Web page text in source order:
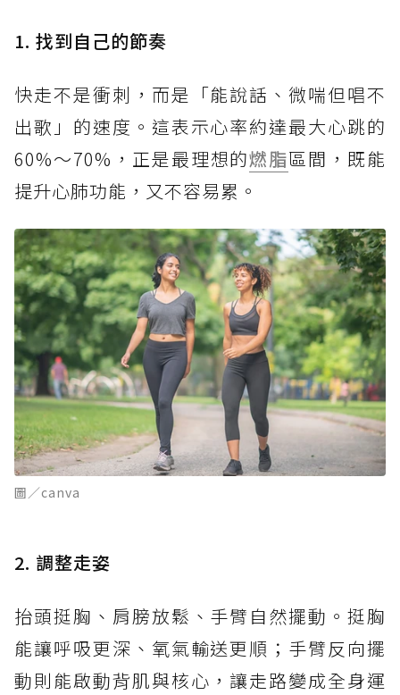
1. 找到自己的節奏
快走不是衝刺，而是「能說話、微喘但唱不
出歌」的速度。這表示心率約達最大心跳的
60%～70%，正是最理想的燃脂區間，既能
提升心肺功能，又不容易累。
圖／canva
2. 調整走姿
抬頭挺胸、肩膀放鬆、手臂自然擺動。挺胸
能讓呼吸更深、氧氣輸送更順；手臂反向擺
動則能啟動背肌與核心，讓走路變成全身運